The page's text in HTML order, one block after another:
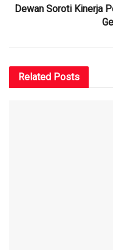
Dewan Soroti Kinerja
Related Posts